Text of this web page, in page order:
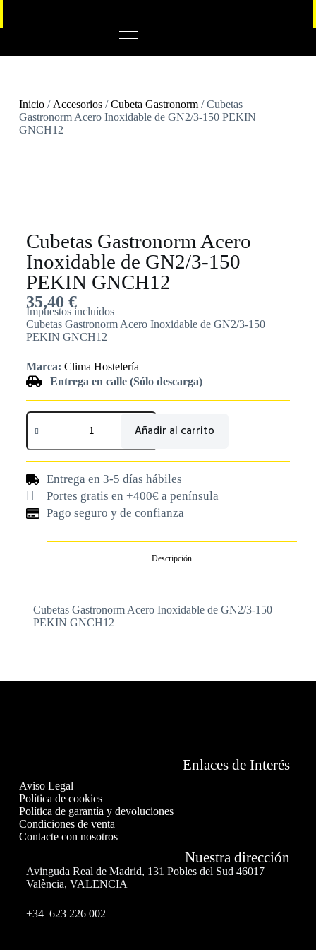
Inicio/ Accesorios/Cubeta Gastronorm/ Cubetas
Gastronorm Acero Inoxidable de GN2/3-150 PEKIN
GNCH12
Cubetas Gastronorm Acero
Inoxidable de GN2/3-150
PEKIN GNCH12
35,40 €
Impuestos incluídos
Cubetas Gastronorm Acero Inoxidable de GN2/3-150
PEKIN GNCH12
Marca: Clima Hostelería
Entrega en calle (Sólo descarga)
Añadir al carrito
Entrega en 3-5 días hábiles
Portes gratis en +400€ a península
Pago seguro y de confianza
Descripción
Cubetas Gastronorm Acero Inoxidable de GN2/3-150
PEKIN GNCH12
Enlaces de Interés
Aviso Legal
Política de cookies
Política de garantía y devoluciones
Condiciones de venta
Contacte con nosotros
Nuestra dirección
Avinguda Real de Madrid, 131 Pobles del Sud 46017
València, VALENCIA
+34 623 226 002